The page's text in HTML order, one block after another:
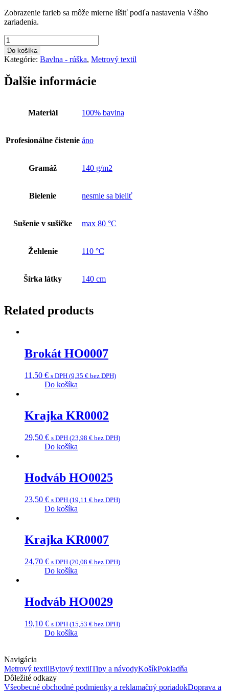
Zobrazenie farieb sa môže mierne líšiť podľa nastavenia Vášho
zariadenia.
množstvo
Bavlnená
látka
metráž
BA0412
Do košíka
Kategórie: Bavlna - rúška, Metrový textil
Ďalšie informácie
Materiál 100% bavlna
Profesionálne čistenie áno
Gramáž 140 g/m2
Bielenie nesmie sa bieliť
Sušenie v sušičke max 80 °C
Žehlenie 110 °C
Šírka látky 140 cm
Related products
Brokát HO0007
11,50 € s DPH (9,35 € bez DPH)
Do košíka
Krajka KR0002
29,50 € s DPH (23,98 € bez DPH)
Do košíka
Hodváb HO0025
23,50 € s DPH (19,11 € bez DPH)
Do košíka
Krajka KR0007
24,70 € s DPH (20,08 € bez DPH)
Do košíka
Hodváb HO0029
19,10 € s DPH (15,53 € bez DPH)
Do košíka
Navigácia
Metrový textilBytový textilTipy a návodyKošíkPokladňa
Dôležité odkazy
Všeobecné obchodné podmienky a reklamačný poriadokDoprava a